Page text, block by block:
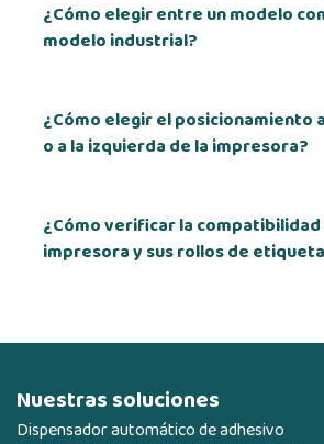
¿Cómo elegir entre un modelo
modelo industrial?
¿Cómo elegir el posicionamiento
o a la izquierda de la impresora?
¿Cómo verificar la compatibilidad
impresora y sus rollos de
Nuestras soluciones
Dispensador automático de adhesivo